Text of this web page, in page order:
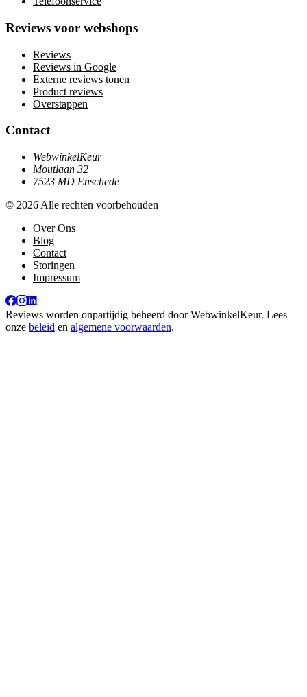
Reviews voor webshops
Reviews
Reviews in Google
Externe reviews tonen
Product reviews
Overstappen
Contact
WebwinkelKeur
Moutlaan 32
7523 MD Enschede
© 2026 Alle rechten voorbehouden
Over Ons
Blog
Contact
Storingen
Impressum
Reviews worden onpartijdig beheerd doorWebwinkelKeur. Lees
onze beleid en algemene voorwaarden.